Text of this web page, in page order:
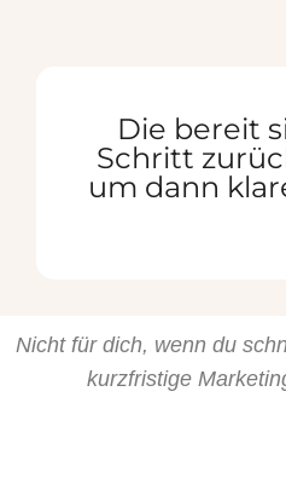
Die bereit
Schritt
um dann
Nicht für dich, wenn du
kurzfristige